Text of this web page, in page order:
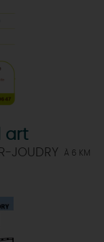
art
JOUDRY À 6 KM